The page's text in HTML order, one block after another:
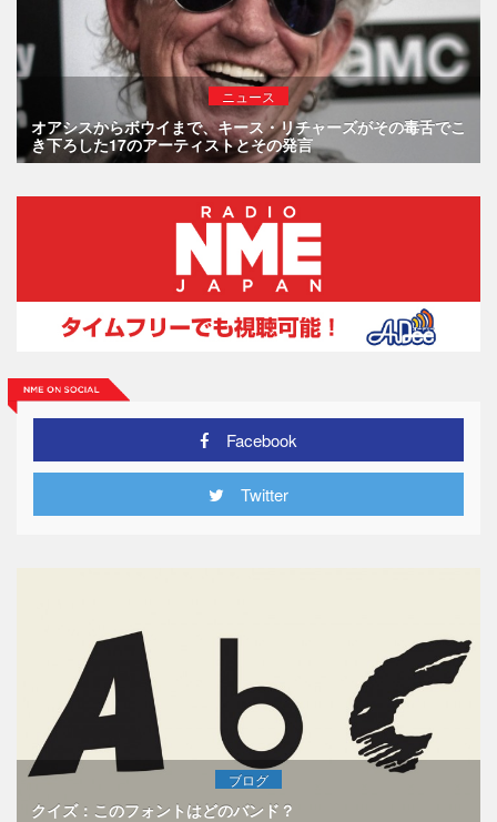
ニュース
オアシスからボウイまで、キース・リチャーズがその毒舌でこ
き下ろした17のアーティストとその発言
Facebook
Twitter
ブログ
クイズ：このフォントはどのバンド？